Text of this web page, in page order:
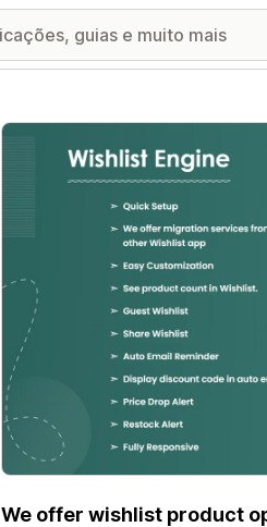
Galeria de imagens em destaque
We offer wishlist product